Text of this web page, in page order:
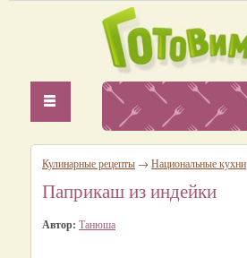
Кулинарные рецепты → Национальные кухни
Паприкаш из индейки
Автор: Танюша